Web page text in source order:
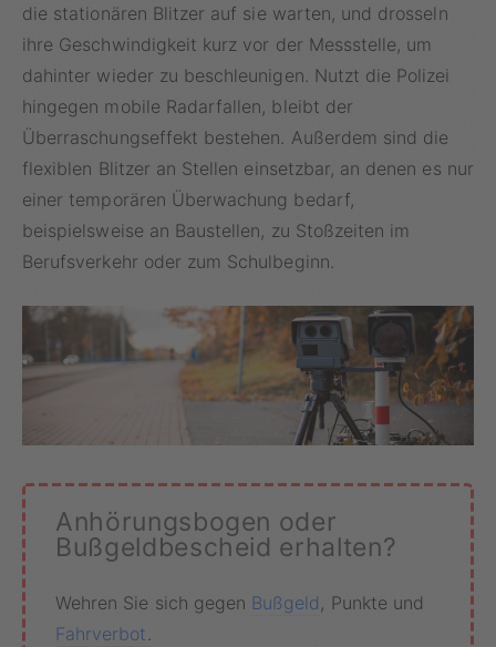
die stationären Blitzer auf sie warten, und drosseln
ihre Geschwindigkeit kurz vor der Messstelle, um
dahinter wieder zu beschleunigen. Nutzt die Polizei
hingegen mobile Radarfallen, bleibt der
Überraschungseffekt bestehen. Außerdem sind die
flexiblen Blitzer an Stellen einsetzbar, an denen es nur
einer temporären Überwachung bedarf,
beispielsweise an Baustellen, zu Stoßzeiten im
Berufsverkehr oder zum Schulbeginn.
Anhörungsbogen oder
Bußgeldbescheid erhalten?
Wehren Sie sich gegen Bußgeld , Punkte und
Fahrverbot.